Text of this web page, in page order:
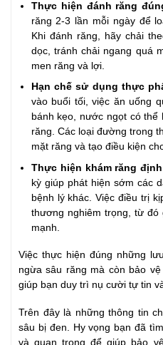
Thực hiện đánh răng
răng 2-3 lần mỗi ngày để
Khi đánh răng, hãy chải
dọc, tránh chải ngang quá
men răng và lợi.
Hạn chế sử dụng thực
vào buổi tối, việc ăn uống
bánh kẹo, nước ngọt có thể
răng. Các loại đường trong
mặt răng và tạo điều kiện
Thực hiện khám răng
kỳ giúp phát hiện sớm các
bệnh lý khác. Việc điều trị
thương nghiêm trọng, từ đó
mạnh.
Việc thực hiện đúng những
ngừa sâu răng mà còn bảo
giúp bạn duy trì nụ cười tự tin
Trên đây là những thông tin
sâu bị đen. Hy vọng bạn đã
và quan trọng để giúp bảo